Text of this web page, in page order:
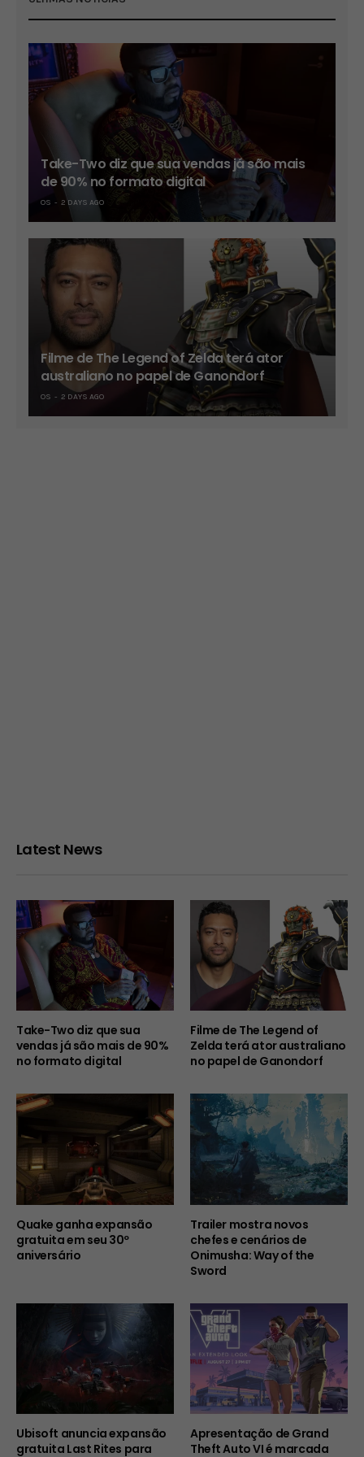
Take-Two diz que sua vendas já são mais
de 90% no formato digital
OS 2 DAYS AGO
Filme de The Legend of Zelda terá ator
australiano no papel de Ganondorf
OS 2 DAYS AGO
Latest News
Take-Two diz que sua
vendas já são mais de 90%
no formato digital
Filme de The Legend of
Zelda terá ator australiano
no papel de Ganondorf
Quake ganha expansão
gratuita em seu 30º
aniversário
Trailer mostra novos
chefes e cenários de
Onimusha: Way of the
Sword
Ubisoft anuncia expansão
gratuita Last Rites para
Apresentação de Grand
Theft Auto VI é marcada